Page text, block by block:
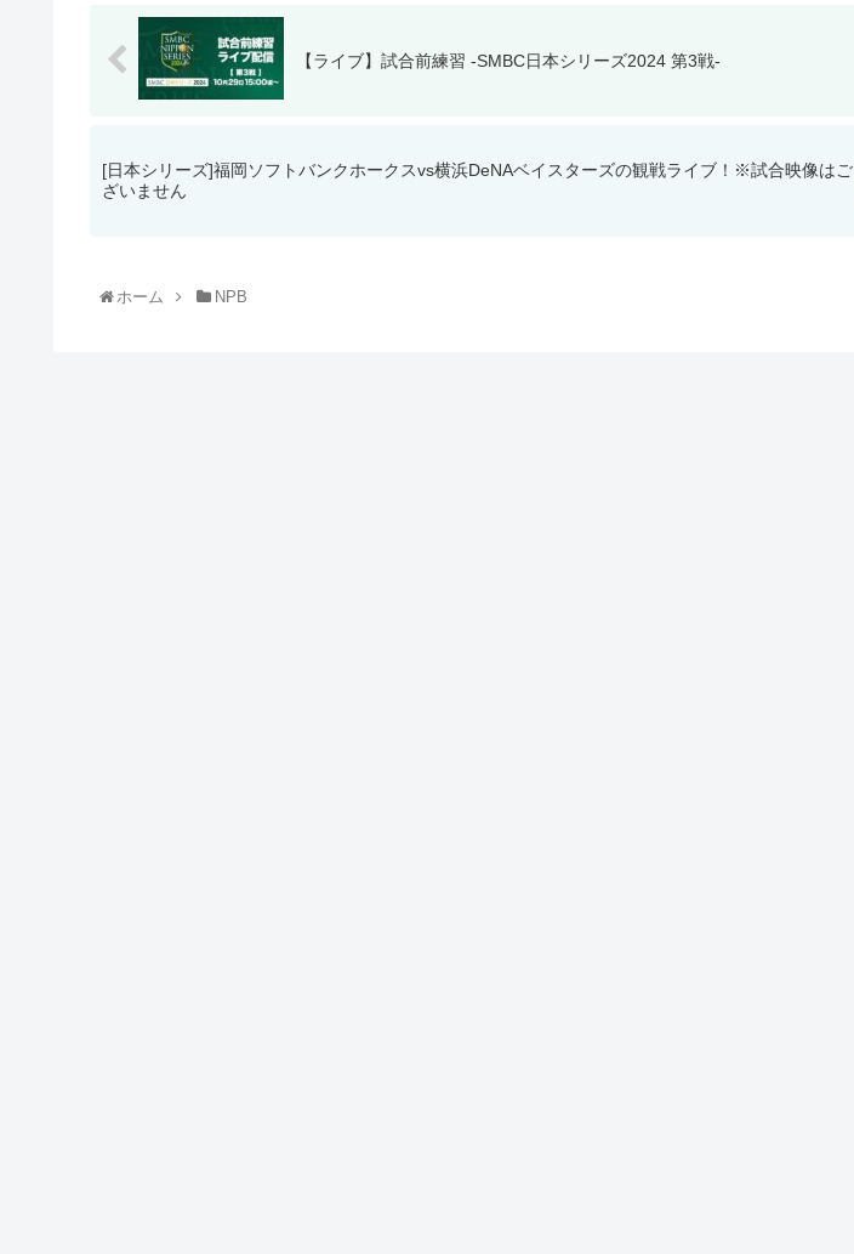
【ライブ】試合前練習 -SMBC日本シリーズ2024 第3戦-
[日本シリーズ]福岡ソフトバンクホークスvs横浜DeNAベイスターズの観戦ライブ！※試合映像はご
ざいません
ホーム NPB